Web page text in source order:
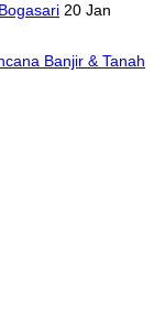
20 Jan
Banjir & Tanah